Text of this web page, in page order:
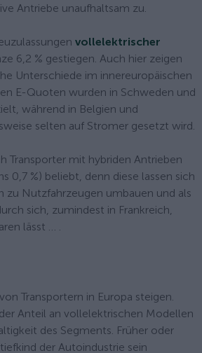
Antriebe unaufhaltsam zu.
vollelektrischer
6,2 % gestiegen. Auch hier zeigen
Unterschiede im innereuropäischen
E-Quoten wurden in Schweden und
während in Belgien und
selten auf Stromer gesetzt wird.
Transporter mit hybriden Antrieben
0,7 %) beliebt, denn diese lassen sich
zu Nutzfahrzeugen umbauen und als
sich, zumindest in Frankreich,
lässt … .
Transportern in Europa steigen.
Anteil an vollelektrischen Modellen
des Segments. Früher oder
der Autoindustrie sein